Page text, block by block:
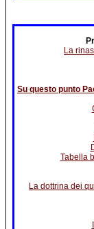
La
Su questo punto
Tabella
La dottrina dei